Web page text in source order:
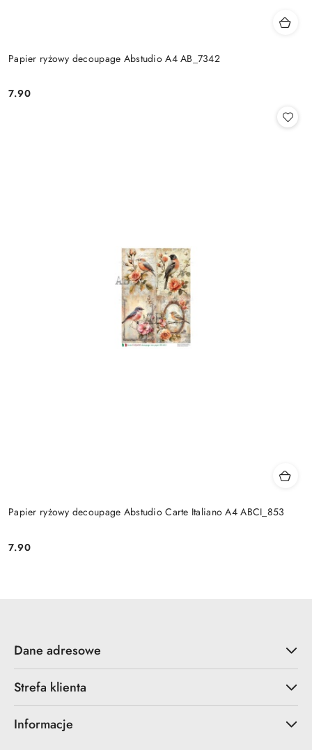
Papier ryżowy decoupage Abstudio A4 AB_7342
Cena:
7.90
Papier ryżowy decoupage Abstudio Carte Italiano A4 ABCI_853
Cena:
7.90
Dane adresowe
Strefa klienta
Informacje